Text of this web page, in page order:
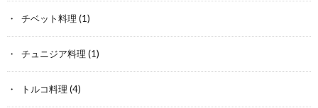
チベット料理 (1)
チュニジア料理 (1)
トルコ料理 (4)